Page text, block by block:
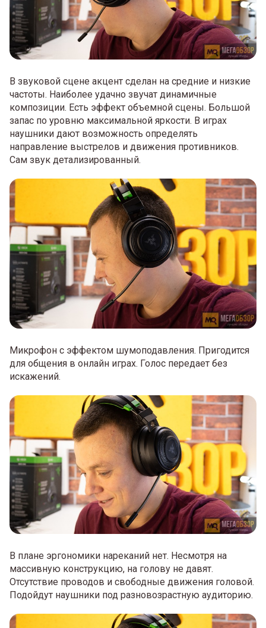
В звуковой сцене акцент сделан на средние и низкие
частоты. Наиболее удачно звучат динамичные
композиции. Есть эффект объемной сцены. Большой
запас по уровню максимальной яркости. В играх
наушники дают возможность определять
направление выстрелов и движения противников.
Сам звук детализированный.
Микрофон с эффектом шумоподавления. Пригодится
для общения в онлайн играх. Голос передает без
искажений.
В плане эргономики нареканий нет. Несмотря на
массивную конструкцию, на голову не давят.
Отсутствие проводов и свободные движения головой.
Подойдут наушники под разновозрастную аудиторию.